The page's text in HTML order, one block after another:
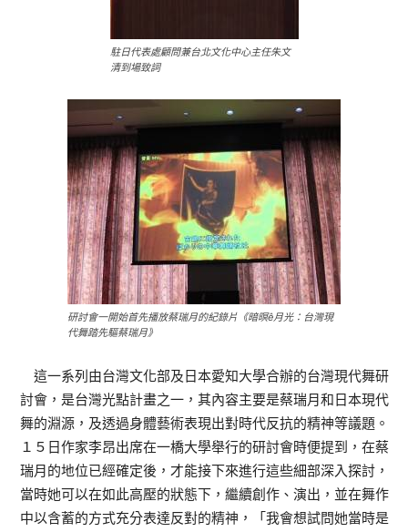
駐日代表處顧問兼台北文化中心主任朱文
清到場致詞
研討會一開始首先播放蔡瑞月的紀錄片《暗暝ê月光：台灣現
代舞踏先驅蔡瑞月》
這一系列由台灣文化部及日本愛知大學合辦的台灣現代舞研
討會，是台灣光點計畫之一，其內容主要是蔡瑞月和日本現代
舞的淵源，及透過身體藝術表現出對時代反抗的精神等議題。
１５日作家李昂出席在一橋大學舉行的研討會時便提到，在蔡
瑞月的地位已經確定後，才能接下來進行這些細部深入探討，
當時她可以在如此高壓的狀態下，繼續創作、演出，並在舞作
中以含蓄的方式充分表達反對的精神，「我會想試問她當時是